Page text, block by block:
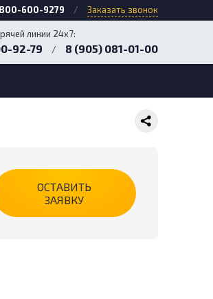
600-9279 / Заказать звонок
линии 24х7:
92-79 / 8 (905) 081-01-00
ОСТАВИТЬ
ЗАЯВКУ